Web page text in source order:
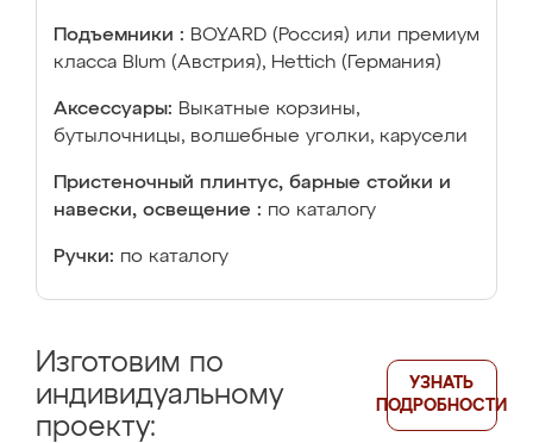
Подъемники : BOYARD (Россия) или премиум
класса Blum (Австрия), Hettich (Германия)
Аксессуары: Выкатные корзины,
бутылочницы, волшебные уголки, карусели
Пристеночный плинтус, барные стойки и
навески, освещение : по каталогу
Ручки: по каталогу
Изготовим по
индивидуальному
проекту:
УЗНАТЬ
ПОДРОБНОСТИ